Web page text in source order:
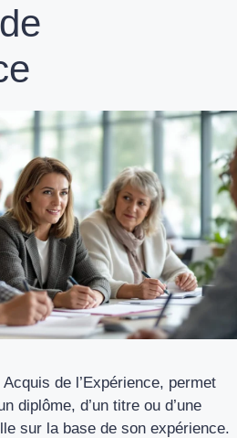
de l’Expérience, permet
diplôme, d’un titre ou d’une
sur la base de son expérience.